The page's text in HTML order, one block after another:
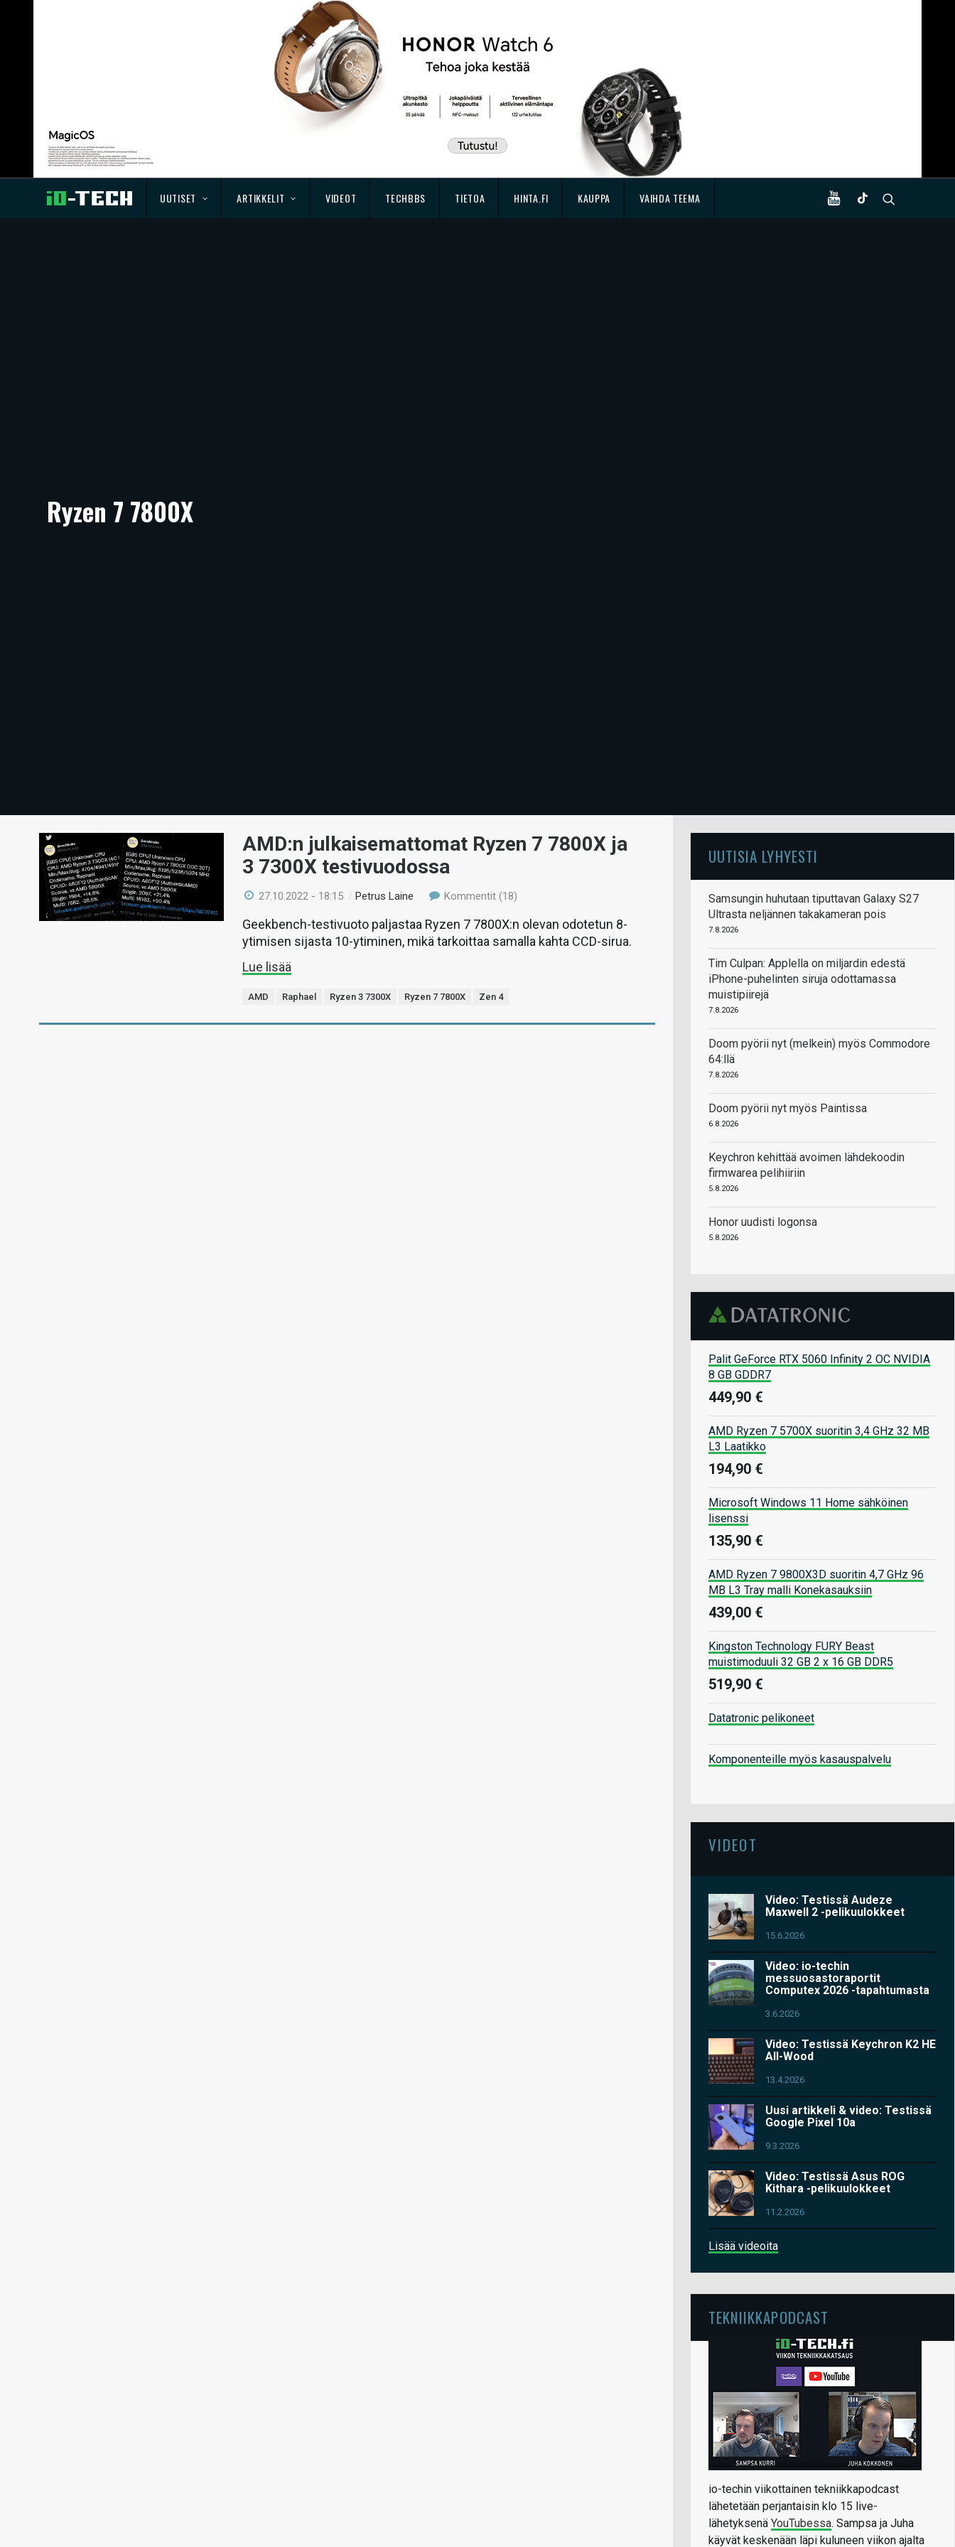
UUTISET ARTIKKELIT VIDEOT TECHBBS TIETOA HINTA.FI KAUPPA VAIHDA TEEMA
Ryzen 7 7800X
AMD:n julkaisemattomat Ryzen 7 7800X ja
3 7300X testivuodossa
27.10.2022 - 18:15 /Petrus Laine Kommentit (18)
Geekbench-testivuoto paljastaa Ryzen 7 7800X:n olevan odotetun 8-
ytimisen sijasta 10-ytiminen, mikä tarkoittaa samalla kahta CCD-sirua.
Lue lisää
AMD Raphael Ryzen 3 7300X Ryzen 7 7800X Zen 4
UUTISIA LYHYESTI
Samsungin huhutaan tiputtavan Galaxy S27
Ultrasta neljännen takakameran pois
7.8.2026
Tim Culpan: Applella on miljardin edestä
iPhone-puhelinten siruja odottamassa
muistipiirejä
7.8.2026
Doom pyörii nyt (melkein) myös Commodore
64:llä
7.8.2026
Doom pyörii nyt myös Paintissa
6.8.2026
Keychron kehittää avoimen lähdekoodin
firmwarea pelihiiriin
5.8.2026
Honor uudisti logonsa
5.8.2026
Palit GeForce RTX 5060 Infinity 2 OC NVIDIA
8 GB GDDR7
449,90 €
AMD Ryzen 7 5700X suoritin 3,4 GHz 32 MB
L3 Laatikko
194,90 €
Microsoft Windows 11 Home sähköinen
lisenssi
135,90 €
AMD Ryzen 7 9800X3D suoritin 4,7 GHz 96
MB L3 Tray malli Konekasauksiin
439,00 €
Kingston Technology FURY Beast
muistimoduuli 32 GB 2 x 16 GB DDR5
519,90 €
Datatronic pelikoneet
Komponenteille myös kasauspalvelu
VIDEOT
Video: Testissä Audeze
Maxwell 2 -pelikuulokkeet
15.6.2026
Video: io-techin
messuosastoraportit
Computex 2026 -tapahtumasta
3.6.2026
Video: Testissä Keychron K2 HE
All-Wood
13.4.2026
Uusi artikkeli & video: Testissä
Google Pixel 10a
9.3.2026
Video: Testissä Asus ROG
Kithara -pelikuulokkeet
11.2.2026
Lisää videoita
TEKNIIKKAPODCAST
io-techin viikottainen tekniikkapodcast
lähetetään perjantaisin klo 15 live-
lähetyksenä YouTubessa. Sampsa ja Juha
käyvät keskenään läpi kuluneen viikon ajalta